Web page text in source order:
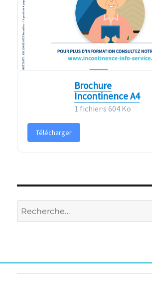
Brochure
Incontinence A4
1 fichier·s 604 Ko
Télécharger
Recherche
pour :